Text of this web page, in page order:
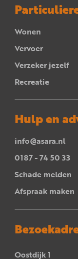
Wonen
Vervoer
Verzeker jezelf
Recreatie
Hulp en
info@asara.nl
0187 - 74 50 33
Schade melden
Afspraak maken
Oostdijk 1